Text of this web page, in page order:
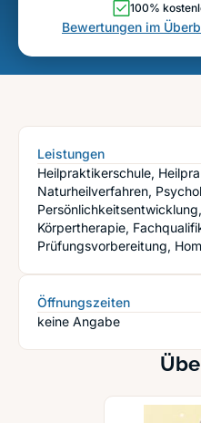
100%
Bewertungen im
Leistungen
Heilpraktikerschule,
Naturheilverfahren,
Körpertherapie,
Prüfungsvorbereitung,
Öffnungszeiten
keine Angabe